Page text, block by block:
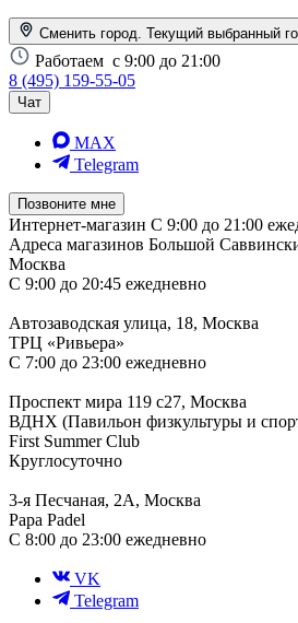
Сменить город. Текущий выбранный
Работаем с 9:00 до 21:00
8 (495) 159-55-05
Чат
MAX
Telegram
Позвоните мне
Интернет-магазин С 9:00 до 21:00
Адреса магазинов Большой
Москва
С 9:00 до 20:45 ежедневно
Автозаводская улица, 18, Москва
ТРЦ «Ривьера»
С 7:00 до 23:00 ежедневно
Проспект мира 119 с27, Москва
ВДНХ (Павильон физкультуры и
First Summer Club
Круглосуточно
3-я Песчаная, 2А, Москва
Papa Padel
С 8:00 до 23:00 ежедневно
VK
Telegram